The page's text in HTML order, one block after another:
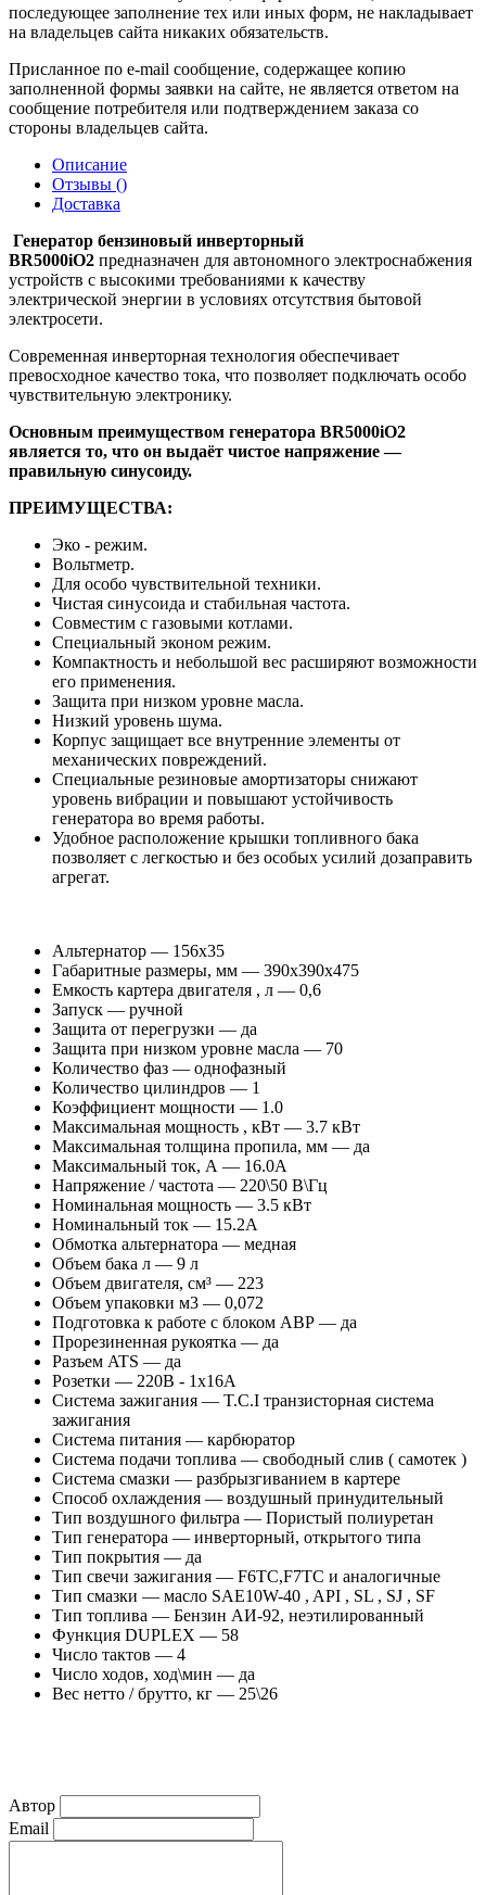
последующее заполнение тех или иных форм, не накладывает
на владельцев сайта никаких обязательств.
Присланное по e-mail сообщение, содержащее копию
заполненной формы заявки на сайте, не является ответом на
сообщение потребителя или подтверждением заказа со
стороны владельцев сайта.
Описание
Отзывы ()
Доставка
Генератор бензиновый инверторный
BR5000iO2 предназначен для автономного электроснабжения
устройств с высокими требованиями к качеству
электрической энергии в условиях отсутствия бытовой
электросети.
Современная инверторная технология обеспечивает
превосходное качество тока, что позволяет подключать особо
чувствительную электронику.
Основным преимуществом генератора BR5000iO2
является то, что он выдаёт чистое напряжение —
правильную синусоиду.
ПРЕИМУЩЕСТВА:
Эко - режим.
Вольтметр.
Для особо чувствительной техники.
Чистая синусоида и стабильная частота.
Совместим с газовыми котлами.
Специальный эконом режим.
Компактность и небольшой вес расширяют возможности
его применения.
Защита при низком уровне масла.
Низкий уровень шума.
Корпус защищает все внутренние элементы от
механических повреждений.
Специальные резиновые амортизаторы снижают
уровень вибрации и повышают устойчивость
генератора во время работы.
Удобное расположение крышки топливного бака
позволяет с легкостью и без особых усилий дозаправить
агрегат.
Альтернатор — 156х35
Габаритные размеры, мм — 390х390х475
Емкость картера двигателя , л — 0,6
Запуск — ручной
Защита от перегрузки — да
Защита при низком уровне масла — 70
Количество фаз — однофазный
Количество цилиндров — 1
Коэффициент мощности — 1.0
Максимальная мощность , кВт — 3.7 кВт
Максимальная толщина пропила, мм — да
Максимальный ток, А — 16.0А
Напряжение / частота — 220\50 В\Гц
Номинальная мощность — 3.5 кВт
Номинальный ток — 15.2А
Обмотка альтернатора — медная
Объем бака л — 9 л
Объем двигателя, см³ — 223
Объем упаковки м3 — 0,072
Подготовка к работе с блоком АВР — да
Прорезиненная рукоятка — да
Разъем ATS — да
Розетки — 220В - 1х16А
Система зажигания — T.C.I транзисторная система
зажигания
Система питания — карбюратор
Система подачи топлива — свободный слив ( самотек )
Система смазки — разбрызгиванием в картере
Способ охлаждения — воздушный принудительный
Тип воздушного фильтра — Пористый полиуретан
Тип генератора — инверторный, открытого типа
Тип покрытия — да
Тип свечи зажигания — F6TC,F7TC и аналогичные
Тип смазки — масло SAE10W-40 , API , SL , SJ , SF
Тип топлива — Бензин АИ-92, неэтилированный
Функция DUPLEX — 58
Число тактов — 4
Число ходов, ход\мин — да
Вес нетто / брутто, кг — 25\26
Автор
Email